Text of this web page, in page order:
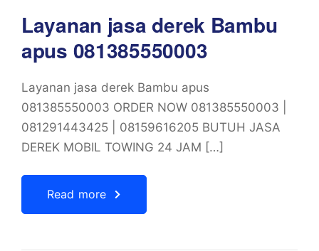
Layanan jasa derek Bambu
apus 081385550003
Layanan jasa derek Bambu apus
081385550003 ORDER NOW 081385550003 |
081291443425 | 08159616205 BUTUH JASA
DEREK MOBIL TOWING 24 JAM […]
Read more